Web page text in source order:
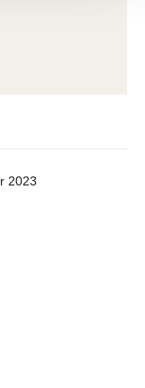
2023